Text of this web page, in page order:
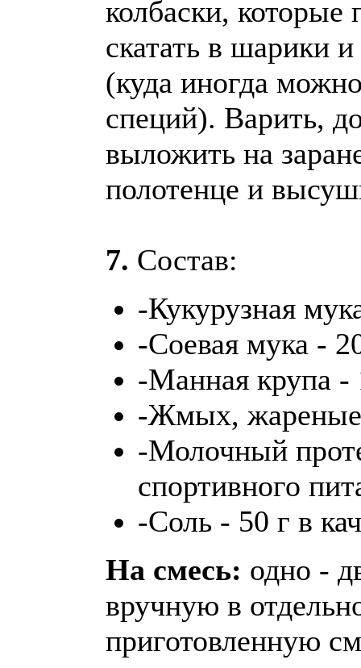
колбаски, которые
скатать в шарики
(куда иногда
специй). Варить,
выложить на
полотенце и
7. Состав:
-Кукурузная
-Соевая мука -
-Манная крупа -
-Жмых, жареные
-Молочный
спортивного
-Соль - 50 г в
На смесь: одно -
вручную в
приготовленную